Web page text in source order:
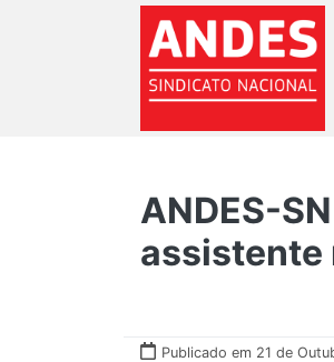
ANDES-
assistente
Publicado em 21 de